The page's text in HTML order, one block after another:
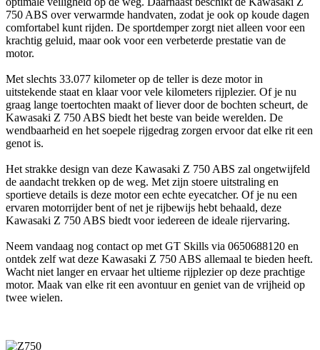
750 ABS over verwarmde handvaten, zodat je ook op koude dagen
comfortabel kunt rijden. De sportdemper zorgt niet alleen voor een
krachtig geluid, maar ook voor een verbeterde prestatie van de
motor.
Met slechts 33.077 kilometer op de teller is deze motor in
uitstekende staat en klaar voor vele kilometers rijplezier. Of je nu
graag lange toertochten maakt of liever door de bochten scheurt, de
Kawasaki Z 750 ABS biedt het beste van beide werelden. De
wendbaarheid en het soepele rijgedrag zorgen ervoor dat elke rit een
genot is.
Het strakke design van deze Kawasaki Z 750 ABS zal ongetwijfeld
de aandacht trekken op de weg. Met zijn stoere uitstraling en
sportieve details is deze motor een echte eyecatcher. Of je nu een
ervaren motorrijder bent of net je rijbewijs hebt behaald, deze
Kawasaki Z 750 ABS biedt voor iedereen de ideale rijervaring.
Neem vandaag nog contact op met GT Skills via 0650688120 en
ontdek zelf wat deze Kawasaki Z 750 ABS allemaal te bieden heeft.
Wacht niet langer en ervaar het ultieme rijplezier op deze prachtige
motor. Maak van elke rit een avontuur en geniet van de vrijheid op
twee wielen.